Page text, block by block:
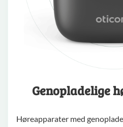
Genopladelige
Høreapparater med